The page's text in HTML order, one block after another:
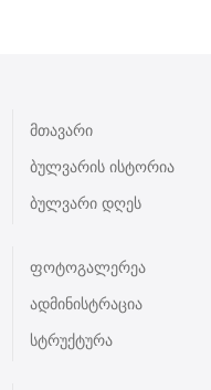
მთავარი
ბულვარის ისტორია
ბულვარი დღეს
ფოტოგალერეა
ადმინისტრაცია
სტრუქტურა